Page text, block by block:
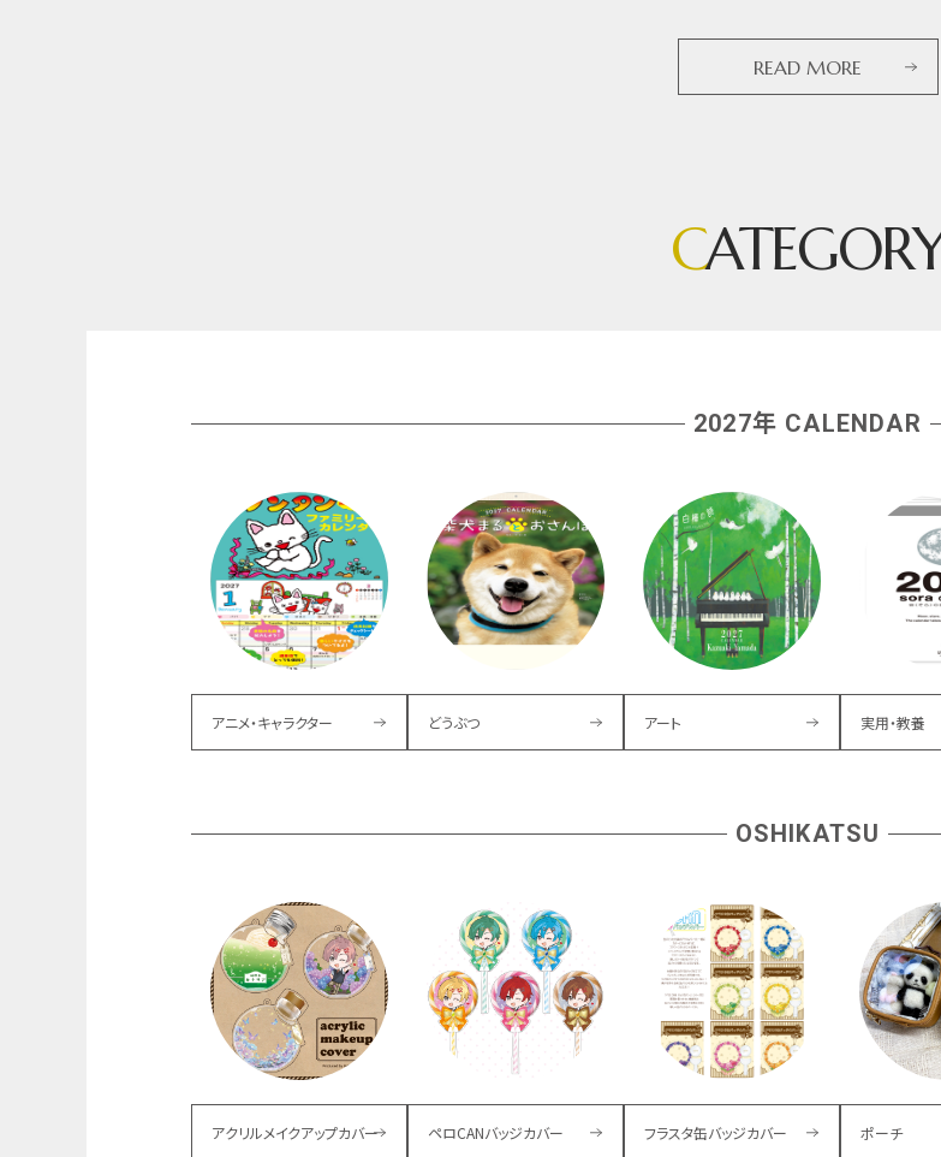
READ MORE
C
2027年 CALENDAR
アニメ・キャラクター どうぶつ アート 実用・教養
OSHIKATSU
アクリルメイクアップカバー ペロCANバッジカバー フラスタ缶バッジカバー ポーチ